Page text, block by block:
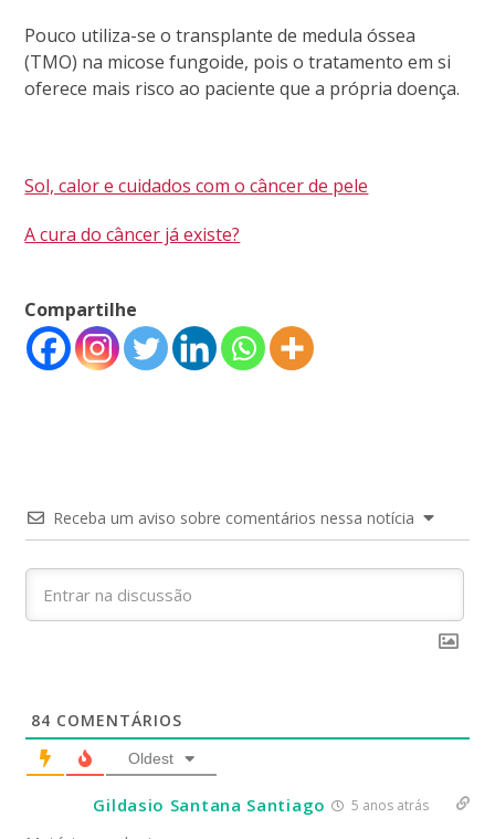
Pouco utiliza-se o transplante de medula óssea
(TMO) na micose fungoide, pois o tratamento em si
oferece mais risco ao paciente que a própria doença.
Sol, calor e cuidados com o câncer de pele
A cura do câncer já existe?
Compartilhe
Receba um aviso sobre comentários nessa notícia
84 COMENTÁRIOS
Oldest
Gildasio Santana Santiago 5 anos atrás